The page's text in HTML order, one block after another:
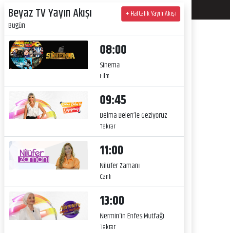
Beyaz TV Yayın Akışı
Bugün
+ Haftalık Yayın Akışı
08:00
Sinema
Film
09:45
Belma Belen’le Geziyoruz
Tekrar
11:00
Nilüfer Zamanı
Canlı
13:00
Nermin'in Enfes Mutfağı
Tekrar